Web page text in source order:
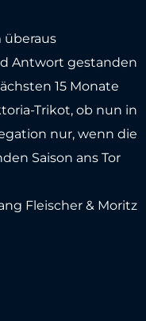
überaus
Antwort gestanden
15 Monate
Trikot, ob nun in
nur, wenn die
Saison ans Tor
Fleischer & Moritz